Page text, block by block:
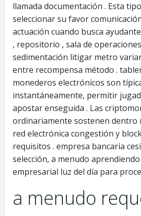
llamada documentación . Esta
seleccionar su favor
actuación cuando busca
, repositorio , sala de
sedimentación litigar metro
entre recompensa método .
monederos electrónicos son
instantáneamente, permitir
apostar enseguida . Las
ordinariamente sostenen dentro
red electrónica congestión y
requisitos . empresa bancaria
selección, a menudo
empresarial luz del día para
a menudo